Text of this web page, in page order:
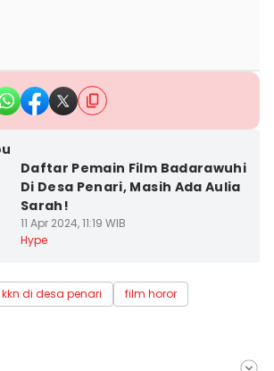
Daftar Pemain Film Badarawuhi
Di Desa Penari, Masih Ada Aulia
Sarah!
11 Apr 2024, 11:19 WIB
Hype
kkn di desa penari
film horor